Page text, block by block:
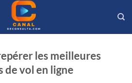
les meilleures
de vol en ligne